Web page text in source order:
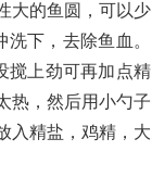
大的鱼圆，可以少
下，去除鱼血。
搅上劲可再加点精
热，然后用小勺子
入精盐，鸡精，大